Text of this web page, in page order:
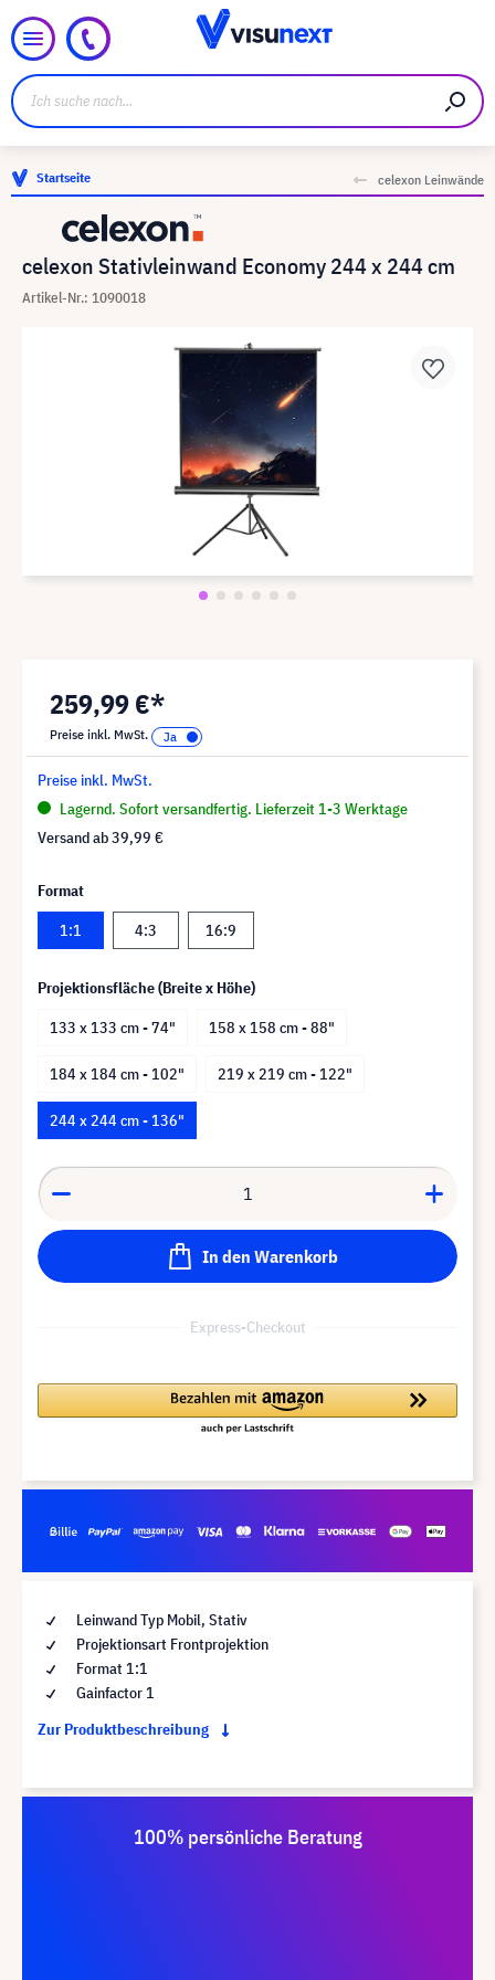
Startseite celexon Leinwände
celexon Stativleinwand Economy 244 x 244 cm
Artikel-Nr.: 1090018
259,99 €*
Preise inkl. MwSt.
Preise inkl. MwSt.
Lagernd. Sofort versandfertig. Lieferzeit 1-3 Werktage
Versand ab39,99 €
Format
1:1
4:3 16:9
Projektionsfläche (Breite x Höhe)
133 x 133 cm - 74"
158 x 158 cm - 88"
184 x 184 cm - 102" 219 x 219 cm - 122"
244 x 244 cm - 136"
In den Warenkorb
Express-Checkout
Leinwand Typ Mobil, Stativ
Projektionsart Frontprojektion
Format 1:1
Gainfactor 1
Zur Produktbeschreibung
100% persönliche Beratung